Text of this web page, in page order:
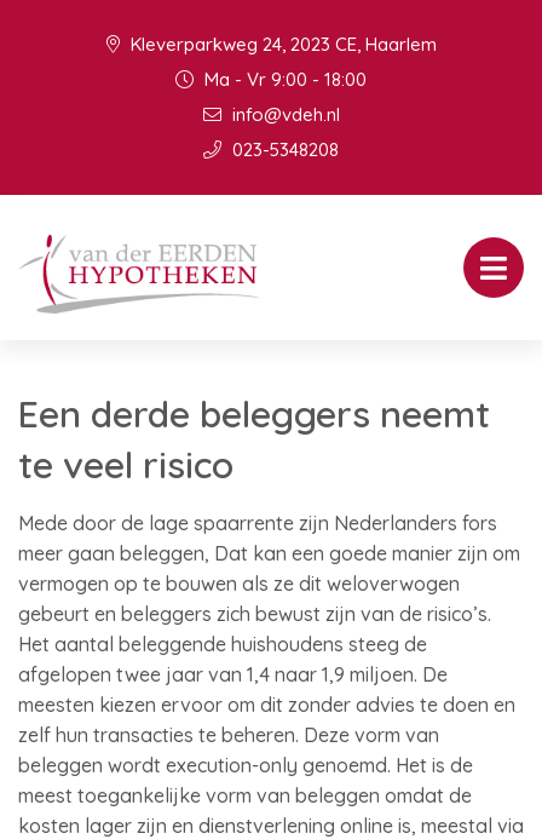
Kleverparkweg 24, 2023 CE, Haarlem
Ma - Vr 9:00 - 18:00
info@vdeh.nl
023-5348208
Een derde beleggers neemt
te veel risico
Mede door de lage spaarrente zijn Nederlanders fors
meer gaan beleggen, Dat kan een goede manier zijn om
vermogen op te bouwen als ze dit weloverwogen
gebeurt en beleggers zich bewust zijn van de risico’s.
Het aantal beleggende huishoudens steeg de
afgelopen twee jaar van 1,4 naar 1,9 miljoen. De
meesten kiezen ervoor om dit zonder advies te doen en
zelf hun transacties te beheren. Deze vorm van
beleggen wordt execution-only genoemd. Het is de
meest toegankelijke vorm van beleggen omdat de
kosten lager zijn en dienstverlening online is, meestal via